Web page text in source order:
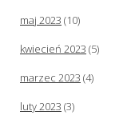
maj 2023 (10)
kwiecień 2023 (5)
marzec 2023 (4)
luty 2023 (3)